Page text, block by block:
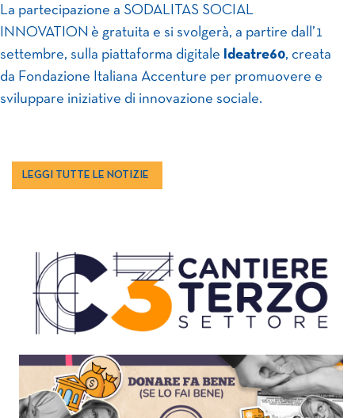
La partecipazione a SODALITAS SOCIAL
INNOVATION è gratuita e si svolgerà, a partire dall’1
settembre, sulla piattaforma digitale Ideatre60, creata
da Fondazione Italiana Accenture per promuovere e
sviluppare iniziative di innovazione sociale.
LEGGI TUTTE LE NOTIZIE